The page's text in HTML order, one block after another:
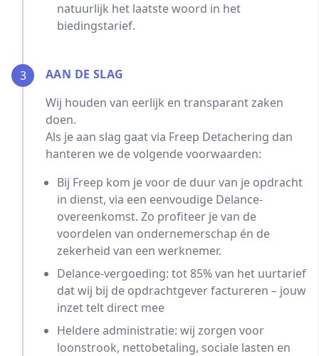
natuurlijk het laatste woord in het
biedingstarief.
3
AAN DE SLAG
Wij houden van eerlijk en transparant zaken
doen.
Als je aan slag gaat via Freep Detachering dan
hanteren we de volgende voorwaarden:
Bij Freep kom je voor de duur van je opdracht
in dienst, via een eenvoudige Delance-
overeenkomst. Zo profiteer je van de
voordelen van ondernemerschap én de
zekerheid van een werknemer.
Delance-vergoeding: tot 85% van het uurtarief
dat wij bij de opdrachtgever factureren – jouw
inzet telt direct mee
Heldere administratie: wij zorgen voor
loonstrook, nettobetaling, sociale lasten en